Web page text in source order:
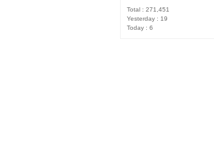
Total : 271,451
Yesterday : 19
Today : 6